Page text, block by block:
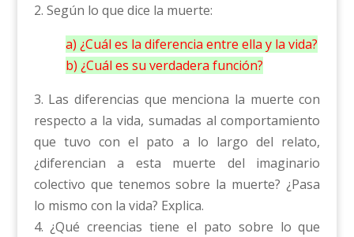
2. Según lo que dice la muerte:
a) ¿Cuál es la diferencia entre ella y la vida?
b) ¿Cuál es su verdadera función?
3. Las diferencias que menciona la muerte con
respecto a la vida, sumadas al comportamiento
que tuvo con el pato a lo largo del relato,
¿diferencian a esta muerte del imaginario
colectivo que tenemos sobre la muerte? ¿Pasa
lo mismo con la vida? Explica.
4. ¿Qué creencias tiene el pato sobre lo que